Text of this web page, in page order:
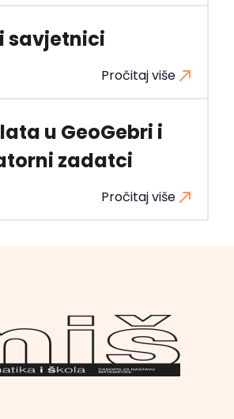
savjetnici
Pročitaj više
u GeoGebri i
zadatci
Pročitaj više